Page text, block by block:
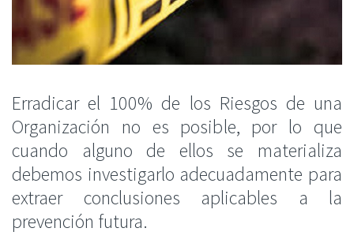
Erradicar el 100% de los Riesgos de una
Organización no es posible, por lo que
cuando alguno de ellos se materializa
debemos investigarlo adecuadamente para
extraer conclusiones aplicables a la
prevención futura.